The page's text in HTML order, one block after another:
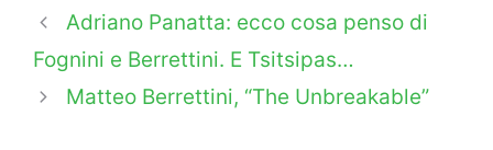
Adriano Panatta: ecco cosa penso di
Fognini e Berrettini. E Tsitsipas…
Matteo Berrettini, “The Unbreakable”